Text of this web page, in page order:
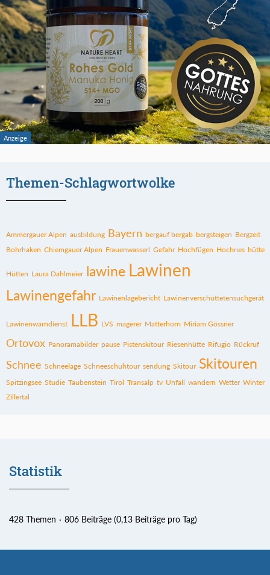
Themen-Schlagwortwolke
Ammergauer Alpen ausbildung Bayern bergauf bergab bergsteigen Bergzeit
Bohrhaken Chiemgauer Alpen Frauenwasserl Gefahr Hochfügen Hochries hütte
Hütten Laura Dahlmeier lawine Lawinen
Lawinengefahr Lawinenlagebericht Lawinenverschüttetensuchgerät
Lawinenwarndienst LLB LVS magerer Matterhorn Miriam Gössner
Ortovox Panoramabilder pause Pistenskitour Riesenhütte Rifugio Rückruf
Schnee Schneelage Schneeschuhtour sendung Skitour Skitouren
Spitzingsee Studie Taubenstein Tirol Transalp tv Unfall wandern Wetter Winter
Zillertal
Statistik
428 Themen 806 Beiträge (0,13 Beiträge pro Tag)